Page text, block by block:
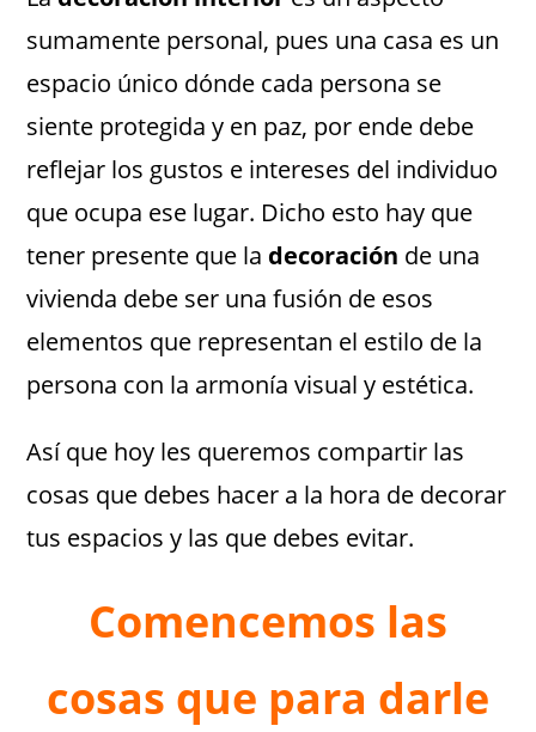
sumamente personal, pues una casa es un
espacio único dónde cada persona se
siente protegida y en paz, por ende debe
reflejar los gustos e intereses del individuo
que ocupa ese lugar. Dicho esto hay que
tener presente que la decoración de una
vivienda debe ser una fusión de esos
elementos que representan el estilo de la
persona con la armonía visual y estética.
Así que hoy les queremos compartir las
cosas que debes hacer a la hora de decorar
tus espacios y las que debes evitar.
Comencemos las
cosas que para darle